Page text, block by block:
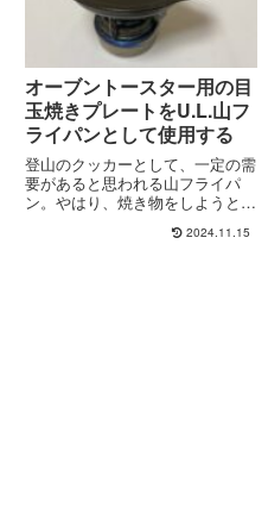
オーブントースター用の目
玉焼きプレートをU.L.山フ
ライパンとして使用する
登山のクッカーとして、一定の需
要があると思われる山フライパ
ン。やはり、焼き物をしようとし
けです。で、先日、登山のお昼ご
2024.11.15